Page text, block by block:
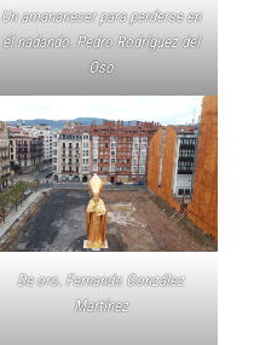
Un amananecer para perderse en
él nadando. Pedro Rodríguez del
Oso
De oro. Fernando González
Martínez